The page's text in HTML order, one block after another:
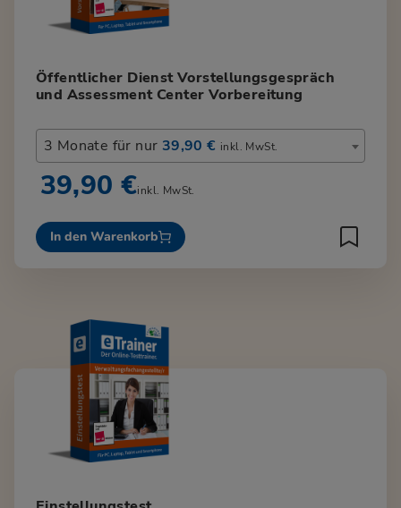
Öffentlicher Dienst Vorstellungsgespräch
und Assessment Center Vorbereitung
3 Monate für nur 39,90 € inkl. MwSt.
39,90 €inkl. MwSt.
In den Warenkorb